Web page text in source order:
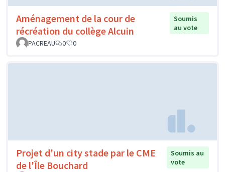
Aménagement de la cour de
récréation du collège Alcuin
Soumis
au vote
PACREAU
0 0
Projet d'un city stade par le CME
de l'Île Bouchard
Soumis au
vote